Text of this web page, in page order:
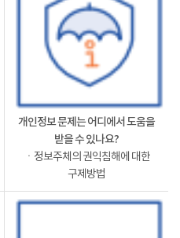
개인정보 문제는 어디에서 도움을
받을 수 있나요?
ㆍ정보주체의 권익침해에 대한
구제방법